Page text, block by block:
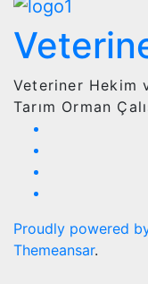
Veteriner Hekim
Tarım Orman
Proudly powered
Themeansar.